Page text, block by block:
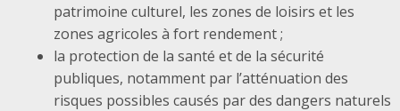
patrimoine culturel, les zones de loisirs et les
zones agricoles à fort rendement ;
la protection de la santé et de la sécurité
publiques, notamment par l’atténuation des
risques possibles causés par des dangers naturels